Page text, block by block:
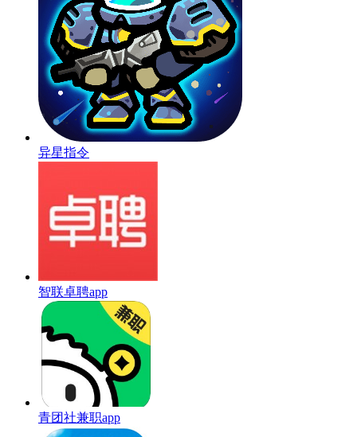
异星指令
智联卓聘app
青团社兼职app